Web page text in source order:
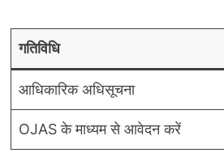
गतिविधि
आधिकारिक अधिसूचना
OJAS के माध्यम से आवेदन करें